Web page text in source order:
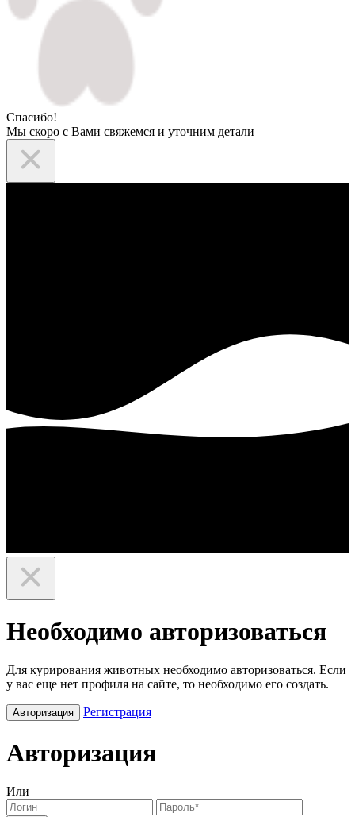
Спасибо!
Мы скоро с Вами свяжемся и уточним детали
Необходимо авторизоваться
Для курирования животных необходимо авторизоваться. Если
у вас еще нет профиля на сайте, то необходимо его создать.
Авторизация Регистрация
Авторизация
Или